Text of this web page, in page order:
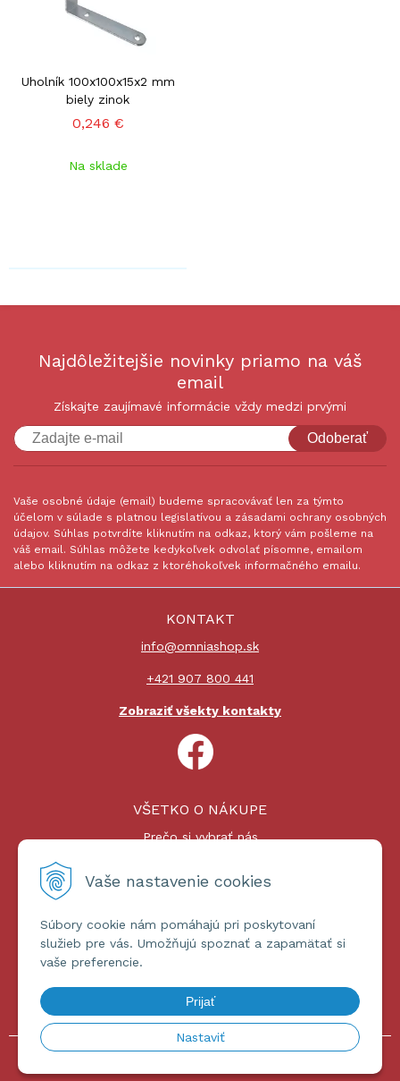
Vaše nastavenie cookies
Súbory cookie nám pomáhajú pri poskytovaní
služieb pre vás. Umožňujú spoznať a zapamätať si
vaše preferencie.
Prijať
Nastaviť
Uholník 100x100x15x2 mm
biely zinok
0,246 €
Na sklade
Najdôležitejšie novinky priamo na váš
email
Získajte zaujímavé informácie vždy medzi prvými
Odoberať
Vaše osobné údaje (email) budeme spracovávať len za týmto
účelom v súlade s platnou legislatívou a zásadami ochrany osobných
údajov. Súhlas potvrdíte kliknutím na odkaz, ktorý vám pošleme na
váš email. Súhlas môžete kedykoľvek odvolať písomne, emailom
alebo kliknutím na odkaz z ktoréhokoľvek informačného emailu.
KONTAKT
info@omniashop.sk
+421 907 800 441
Zobraziť všekty kontakty
VŠETKO O NÁKUPE
Prečo si vybrať nás
Platby a doprava
ĎALŠIE INFORMÁCIE
Obchodné podmienky
Ochrana osobných údajov
© 2026 omniashop.sk •tvorba eshopu cez UNIobchod,webhosting